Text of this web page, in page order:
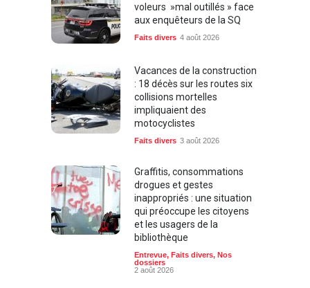
voleurs »mal outillés » face
aux enquêteurs de la SQ
Faits divers 4 août 2026
Vacances de la construction
: 18 décès sur les routes six
collisions mortelles
impliquaient des
motocyclistes
Faits divers 3 août 2026
Graffitis, consommations
drogues et gestes
inappropriés : une situation
qui préoccupe les citoyens
et les usagers de la
bibliothèque
Entrevue, Faits divers, Nos
dossiers
2 août 2026